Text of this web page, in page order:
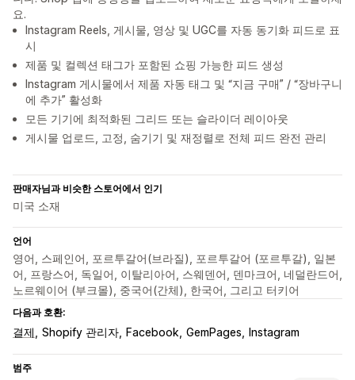
요.
Instagram Reels, 게시물, 영상 및 UGC를 자동 동기화 피드로 표
시
제품 및 컬렉션 태그가 포함된 쇼핑 가능한 피드 생성
Instagram 게시물에서 제품 자동 태그 및 “지금 구매” / “장바구니
에 추가” 활성화
모든 기기에 최적화된 그리드 또는 슬라이더 레이아웃
게시물 업로드, 고정, 숨기기 및 재정렬로 전체 피드 완전 관리
판매자님과 비슷한 스토어에서 인기
미국 소재
언어
영어, 스페인어, 포르투갈어(브라질), 포르투갈어 (포르투갈), 일본
어, 프랑스어, 독일어, 이탈리아어, 스웨덴어, 덴마크어, 네덜란드어,
노르웨이어 (부크몰), 중국어(간체), 한국어, 그리고 터키어
다음과 호환:
결제 Shopify 관리자 Facebook GemPages Instagram
범주